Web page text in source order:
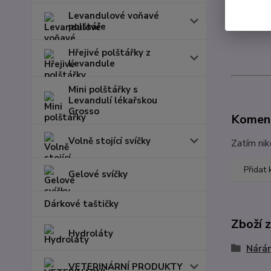
Levandulové voňavé
polštáře
Hřejivé polštářky z
Levandule
Mini polštářky s
Levandulí lékařskou
Grosso
Volně stojící svíčky
Gelové svíčky
Dárkové taštičky
Hydroláty
VETERINÁRNÍ PRODUKTY
Zatím
Přidat
Zboží